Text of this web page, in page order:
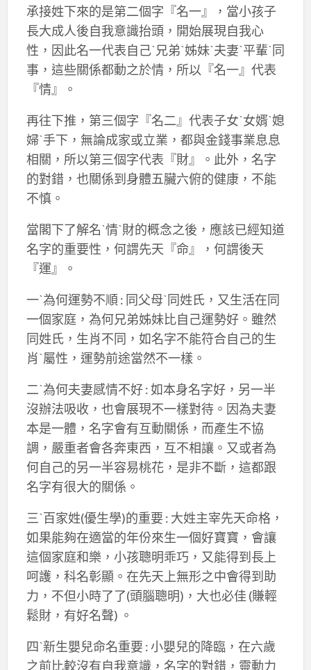
承接姓下來的是第二個字『名一』，當小孩子
長大成人後自我意識抬頭，開始展現自我心
性，因此名一代表自己ˋ兄弟ˋ姊妹ˋ夫妻ˋ平輩ˋ同
事，這些關係都動之於情，所以『名一』代表
『情』。
再往下推，第三個字『名二』代表子女ˋ女婿ˋ媳
婦ˋ手下，無論成家或立業，都與金錢事業息息
相關，所以第三個字代表『財』。此外，名字
的對錯，也關係到身體五臟六俯的健康，不能
不慎。
當閣下了解名ˋ情ˋ財的概念之後，應該已經知道
名字的重要性，何謂先天『命』，何謂後天
『運』。
一ˋ為何運勢不順 : 同父母ˋ同姓氏，又生活在同
一個家庭，為何兄弟姊妹比自己運勢好。雖然
同姓氏，生肖不同，如名字不能符合自己的生
肖ˋ屬性，運勢前途當然不一樣。
二ˋ為何夫妻感情不好 : 如本身名字好，另一半
沒辦法吸收，也會展現不一樣對待。因為夫妻
本是一體，名字會有互動關係，而產生不協
調，嚴重者會各奔東西，互不相讓。又或者為
何自己的另一半容易桃花，是非不斷，這都跟
名字有很大的關係。
三ˋ百家姓(優生學)的重要 : 大姓主宰先天命格，
如果能夠在適當的年份來生一個好寶寶，會讓
這個家庭和樂，小孩聰明乖巧，又能得到長上
呵護，科名彰顯。在先天上無形之中會得到助
力，不但小時了了(頭腦聰明)，大也必佳 (賺輕
鬆財，有好名聲) 。
四ˋ新生嬰兒命名重要 : 小嬰兒的降臨，在六歲
之前比較沒有自我意識，名字的對錯，靈動力